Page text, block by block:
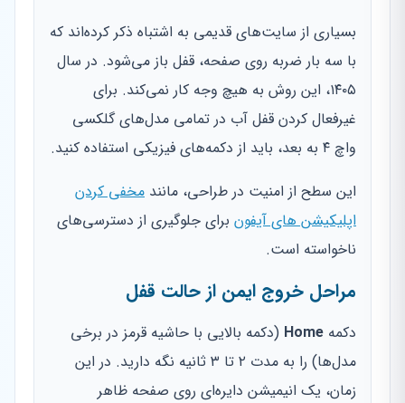
بسیاری از سایت‌های قدیمی به اشتباه ذکر کرده‌اند که
با سه بار ضربه روی صفحه، قفل باز می‌شود. در سال
۱۴۰۵، این روش به هیچ وجه کار نمی‌کند. برای
غیرفعال کردن قفل آب در تمامی مدل‌های گلکسی
واچ ۴ به بعد، باید از دکمه‌های فیزیکی استفاده کنید.
این سطح از امنیت در طراحی، مانند مخفی کردن
اپلیکیشن های آیفون برای جلوگیری از دسترسی‌های
ناخواسته است.
مراحل خروج ایمن از حالت قفل
دکمه Home (دکمه بالایی با حاشیه قرمز در برخی
مدل‌ها) را به مدت ۲ تا ۳ ثانیه نگه دارید. در این
زمان، یک انیمیشن دایره‌ای روی صفحه ظاهر